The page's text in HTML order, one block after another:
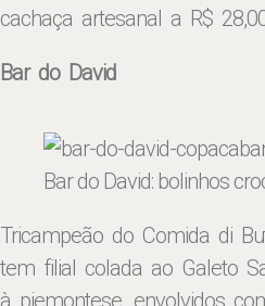
cachaça artesanal a R$
Bar do David
Bar do David: bolinhos
Tricampeão do Comida di
tem filial colada ao Galeto
à piemontese, envolvidos